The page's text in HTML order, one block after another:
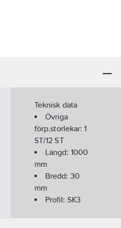
Teknisk data
Övriga
förp.storlekar:1
ST/12 ST
Längd: 1000
mm
Bredd: 30
mm
Profil: SK3